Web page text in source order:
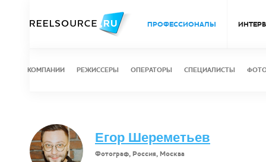
ПРОФЕССИОНАЛЫ
КОМПАНИИ РЕЖИССЕРЫ ОПЕРАТОРЫ СПЕЦИАЛИСТЫ
Егор Шереметьев
Фотограф, Россия, Москва